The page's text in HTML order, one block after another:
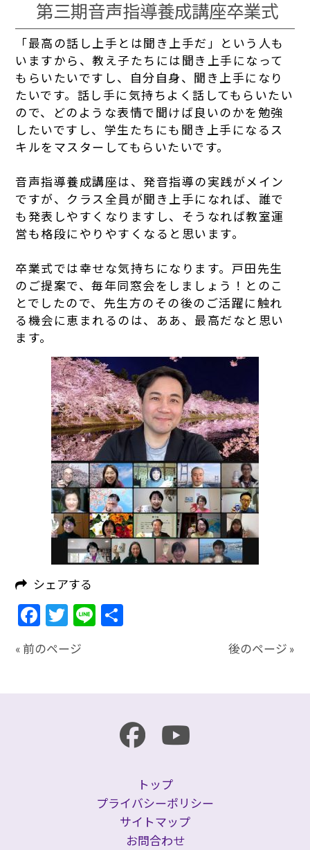
第三期音声指導養成講座卒業式
「最高の話し上手とは聞き上手だ」という人も
いますから、教え子たちには聞き上手になって
もらいたいですし、自分自身、聞き上手になり
たいです。話し手に気持ちよく話してもらいたい
ので、どのような表情で聞けば良いのかを勉強
したいですし、学生たちにも聞き上手になるス
キルをマスターしてもらいたいです。
音声指導養成講座は、発音指導の実践がメイン
ですが、クラス全員が聞き上手になれば、誰で
も発表しやすくなりますし、そうなれば教室運
営も格段にやりやすくなると思います。
卒業式では幸せな気持ちになります。戸田先生
のご提案で、毎年同窓会をしましょう！とのこ
とでしたので、先生方のその後のご活躍に触れ
る機会に恵まれるのは、ああ、最高だなと思い
ます。
シェアする
Facebook
Twitter
Line
« 前のページ 後のページ »
トップ
プライバシーポリシー
サイトマップ
お問合わせ